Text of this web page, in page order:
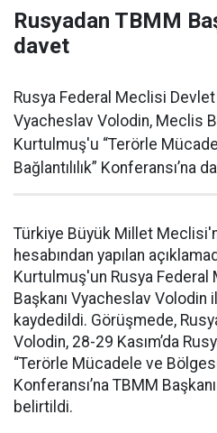
Rusyadan TBMM
davet
Rusya Federal Meclisi Devlet
Vyacheslav Volodin, Meclis
Kurtulmuş'u “Terörle
Bağlantılılık” Konferansı’na
Türkiye Büyük Millet
hesabından yapılan
Kurtulmuş'un Rusya Federal
Başkanı Vyacheslav
kaydedildi. Görüşmede,
Volodin, 28-29 Kasım’da
“Terörle Mücadele ve
Konferansı’na TBMM
belirtildi.